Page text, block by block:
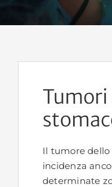
Il tumore dello
incidenza
determinate